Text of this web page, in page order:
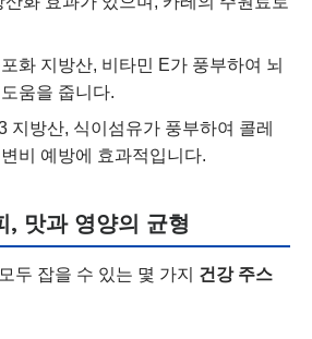
화 지방산, 비타민 E가 풍부하여 뇌
움을 줍니다.
지방산, 식이섬유가 풍부하여 콜레
비 예방에 효과적입니다.
, 맛과 영양의 균형
두 잡을 수 있는 몇 가지 건강 주스